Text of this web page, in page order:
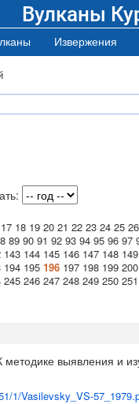
Вулканы
Извержения
17 18 19 20 21 22 23 24 25 26
89 90 91 92 93 94 95 96 97
143 144 145 146 147 148 149
194 195 196 197 198 199 200
245 246 247 248 249 250 251
выявления и
1/Vasilevsky_VS-